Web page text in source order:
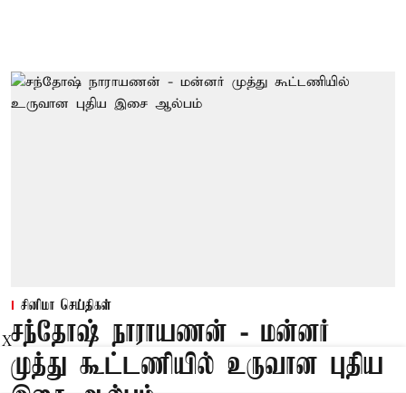
சினிமா செய்திகள்
சந்தோஷ் நாராயணன் - மன்னர்
முத்து கூட்டணியில் உருவான புதிய
X